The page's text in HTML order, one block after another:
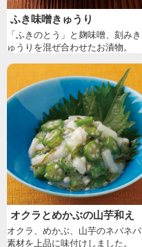
ふき味噌きゅうり
「ふきのとう」と麹味噌、刻みき
ゅうりを混ぜ合わせたお漬物。
オクラとめかぶの山芋和え
オクラ、めかぶ、山芋のネバネバ
素材を上品に味付けしました。